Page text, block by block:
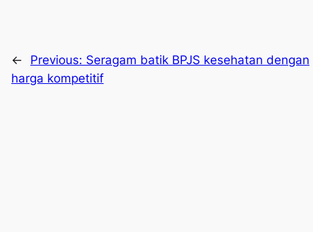
← Previous: Seragam batik BPJS kesehatan dengan
harga kompetitif